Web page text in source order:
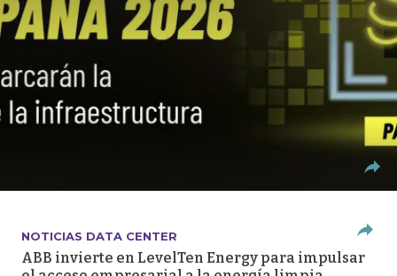
NOTICIAS DATA CENTER
ABB invierte en LevelTen Energy para impulsar